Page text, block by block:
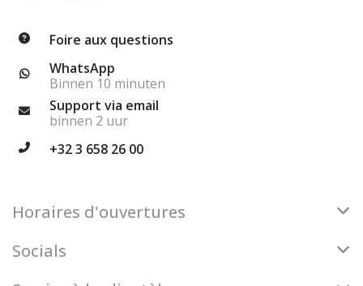
Foire aux questions
WhatsApp
Binnen 10 minuten
Support via email
binnen 2 uur
+32 3 658 26 00
Horaires d'ouvertures
Socials